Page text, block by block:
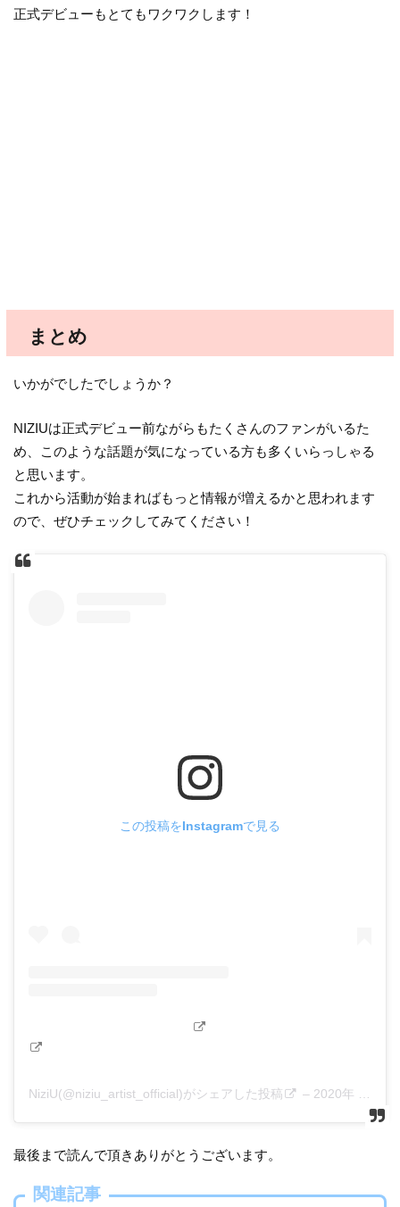
正式デビューもとてもワクワクします！
まとめ
いかがでしたでしょうか？
NIZIUは正式デビュー前ながらもたくさんのファンがいるた
め、このような話題が気になっている方も多くいらっしゃる
と思います。
これから活動が始まればもっと情報が増えるかと思われます
ので、ぜひチェックしてみてください！
この投稿をInstagramで見る
NiziU(@niziu_artist_official)がシェアした投稿 – 2020年 9月月12日午後9時54分PDT
最後まで読んで頂きありがとうございます。
関連記事